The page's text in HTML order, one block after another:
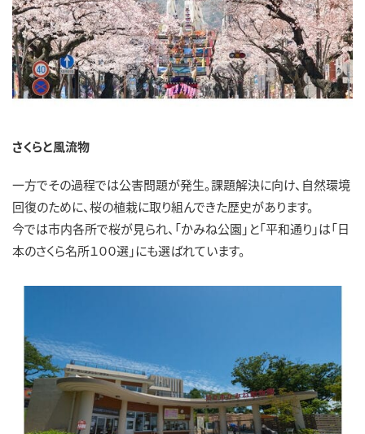
さくらと風流物
一方でその過程では公害問題が発生。課題解決に向け、自然環境
回復のために、桜の植栽に取り組んできた歴史があります。
今では市内各所で桜が見られ、「かみね公園」と「平和通り」は「日
本のさくら名所１００選」にも選ばれています。